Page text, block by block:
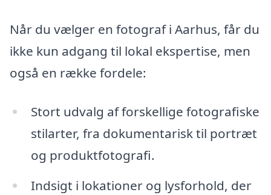
Når du vælger en fotograf i Aarhus, får du
ikke kun adgang til lokal ekspertise, men
også en række fordele:
Stort udvalg af forskellige fotografiske
stilarter, fra dokumentarisk til portræt
og produktfotografi.
Indsigt i lokationer og lysforhold, der